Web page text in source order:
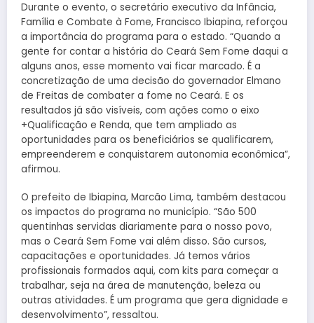
Durante o evento, o secretário executivo da Infância,
Família e Combate à Fome, Francisco Ibiapina, reforçou
a importância do programa para o estado. “Quando a
gente for contar a história do Ceará Sem Fome daqui a
alguns anos, esse momento vai ficar marcado. É a
concretização de uma decisão do governador Elmano
de Freitas de combater a fome no Ceará. E os
resultados já são visíveis, com ações como o eixo
+Qualificação e Renda, que tem ampliado as
oportunidades para os beneficiários se qualificarem,
empreenderem e conquistarem autonomia econômica”,
afirmou.
O prefeito de Ibiapina, Marcão Lima, também destacou
os impactos do programa no município. “São 500
quentinhas servidas diariamente para o nosso povo,
mas o Ceará Sem Fome vai além disso. São cursos,
capacitações e oportunidades. Já temos vários
profissionais formados aqui, com kits para começar a
trabalhar, seja na área de manutenção, beleza ou
outras atividades. É um programa que gera dignidade e
desenvolvimento”, ressaltou.